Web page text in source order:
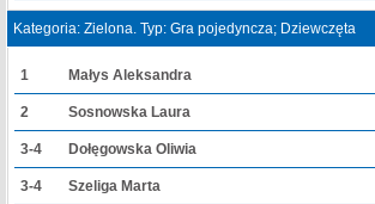
Kategoria: Zielona. Typ: Gra pojedyncza; Dziewczęta
1 Małys Aleksandra
2 Sosnowska Laura
3-4 Dołęgowska Oliwia
3-4 Szeliga Marta